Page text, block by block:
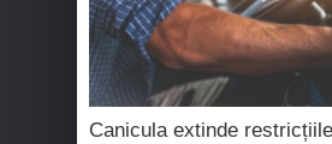
Canicula extinde